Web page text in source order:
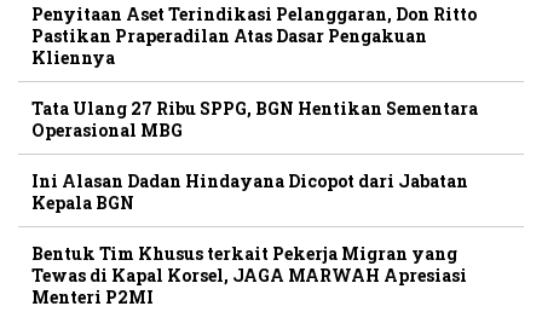
Penyitaan Aset Terindikasi Pelanggaran, Don Ritto
Pastikan Praperadilan Atas Dasar Pengakuan
Kliennya
Tata Ulang 27 Ribu SPPG, BGN Hentikan Sementara
Operasional MBG
Ini Alasan Dadan Hindayana Dicopot dari Jabatan
Kepala BGN
Bentuk Tim Khusus terkait Pekerja Migran yang
Tewas di Kapal Korsel, JAGA MARWAH Apresiasi
Menteri P2MI